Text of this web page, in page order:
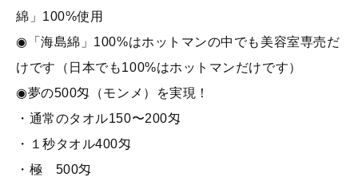
綿」100%使用
◉「海島綿」100%はホットマンの中でも美容室専売だ
けです（日本でも100%はホットマンだけです）
◉夢の500匁（モンメ）を実現！
・通常のタオル150〜200匁
・１秒タオル400匁
・極 500匁